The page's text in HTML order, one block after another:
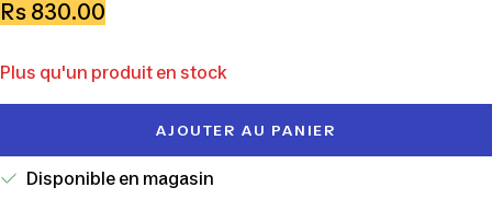
quantité
Prix
vente
Rs 830.00
Plus qu'un produit en stock
AJOUTER AU PANIER
Disponible en magasin